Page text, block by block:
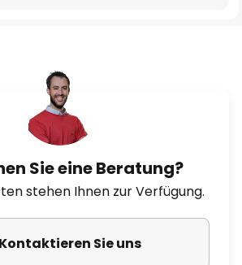
Sie eine Beratung?
stehen Ihnen zur Verfügung.
Kontaktieren Sie uns